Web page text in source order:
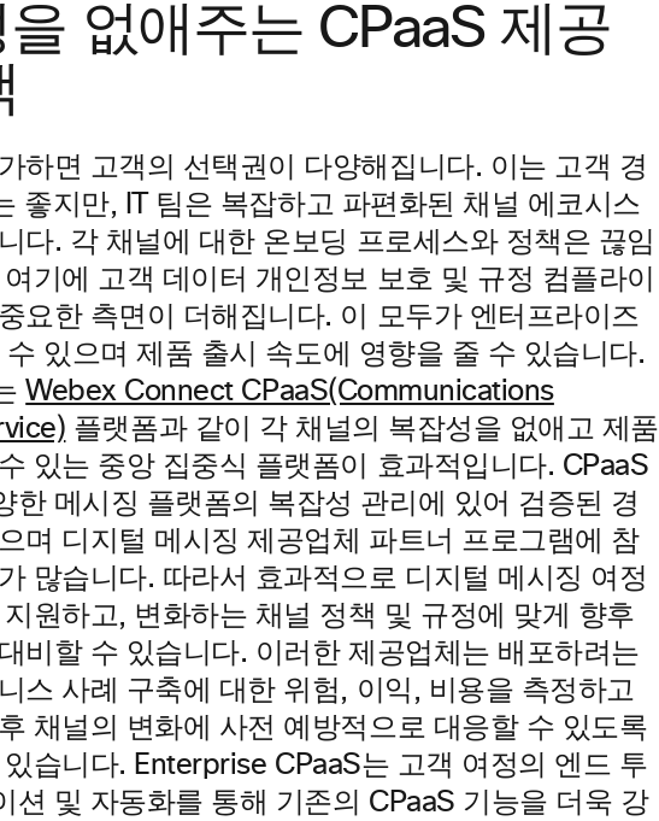
없애주는 CPaaS 제공
하면 고객의 선택권이 다양해집니다. 이는 고객 경
좋지만, IT 팀은 복잡하고 파편화된 채널 에코시스
다. 각 채널에 대한 온보딩 프로세스와 정책은 끊임
기에 고객 데이터 개인정보 보호 및 규정 컴플라이
요한 측면이 더해집니다. 이 모두가 엔터프라이즈
수 있으며 제품 출시 속도에 영향을 줄 수 있습니다.
Webex Connect CPaaS(Communications
플랫폼과 같이 각 채널의 복잡성을 없애고 제품
있는 중앙 집중식 플랫폼이 효과적입니다. CPaaS
한 메시징 플랫폼의 복잡성 관리에 있어 검증된 경
며 디지털 메시징 제공업체 파트너 프로그램에 참
많습니다. 따라서 효과적으로 디지털 메시징 여정
원하고, 변화하는 채널 정책 및 규정에 맞게 향후
비할 수 있습니다. 이러한 제공업체는 배포하려는
스 사례 구축에 대한 위험, 이익, 비용을 측정하고
채널의 변화에 사전 예방적으로 대응할 수 있도록
습니다. Enterprise CPaaS는 고객 여정의 엔드 투
션 및 자동화를 통해 기존의 CPaaS 기능을 더욱 강